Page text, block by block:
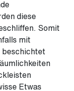
diese
Somit
mit
beschichtet
Etwas